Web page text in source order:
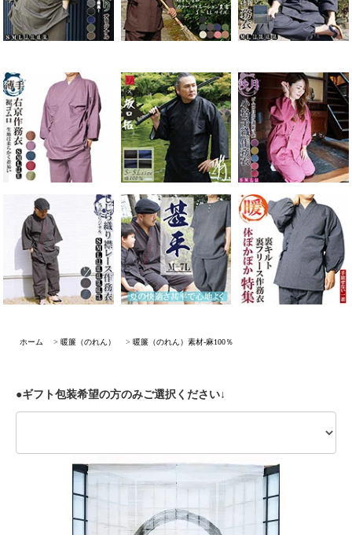
ホーム > 暖簾（のれん） > 暖簾（のれん）素材-麻100％
●ギフト包装希望の方のみご選択ください↓